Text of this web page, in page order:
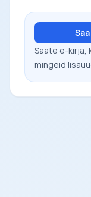
Saate e-kirja,
mingeid